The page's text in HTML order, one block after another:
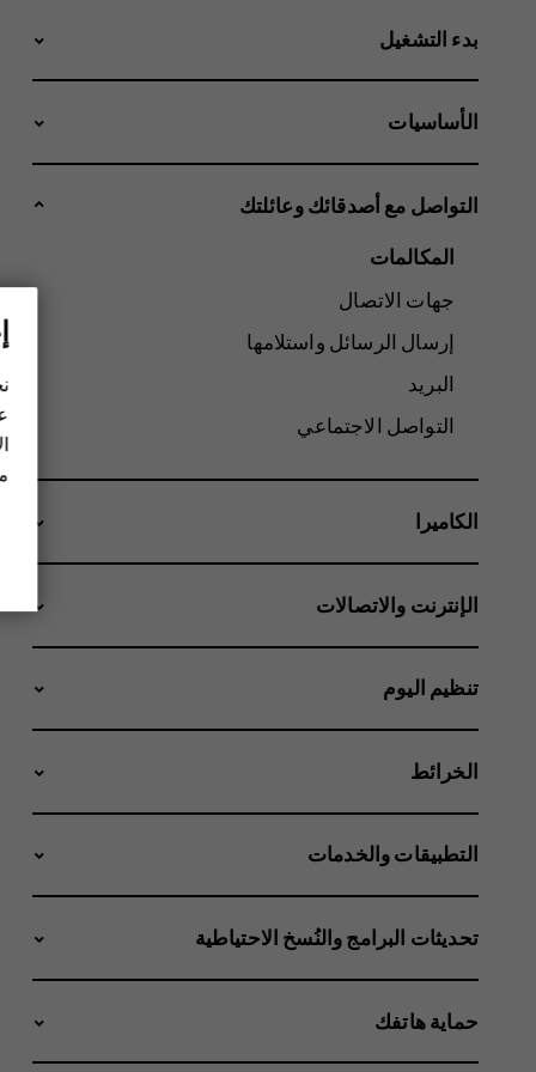
بدء التشغيل
الأساسيات
التواصل مع أصدقائك وعائلتك
المكالمات
جهات الاتصال
إرسال الرسائل واستلامها
البريد
التواصل الاجتماعي
الكاميرا
الإنترنت والاتصالات
تنظيم اليوم
الخرائط
التطبيقات والخدمات
تحديثات البرامج والنُسخ الاحتياطية
حماية هاتفك